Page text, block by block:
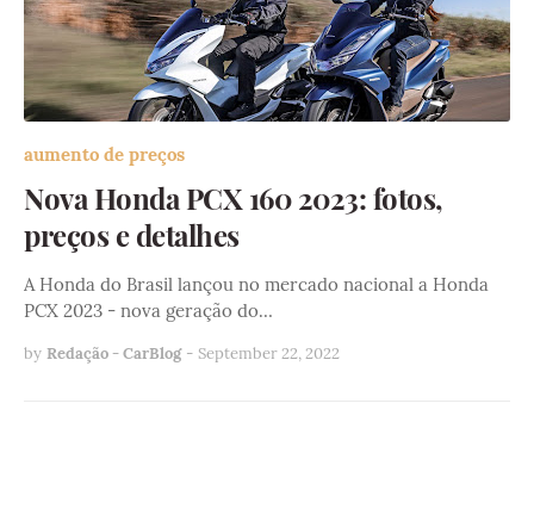
aumento de preços
Nova Honda PCX 160 2023: fotos,
preços e detalhes
A Honda do Brasil lançou no mercado nacional a Honda
PCX 2023 - nova geração do…
by Redação - CarBlog - September 22, 2022